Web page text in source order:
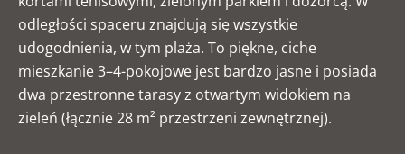
odległości spaceru znajdują się wszystkie
udogodnienia, w tym plaża. To piękne, ciche
mieszkanie 3–4-pokojowe jest bardzo jasne i posiada
dwa przestronne tarasy z otwartym widokiem na
zieleń (łącznie 28 m² przestrzeni zewnętrznej).